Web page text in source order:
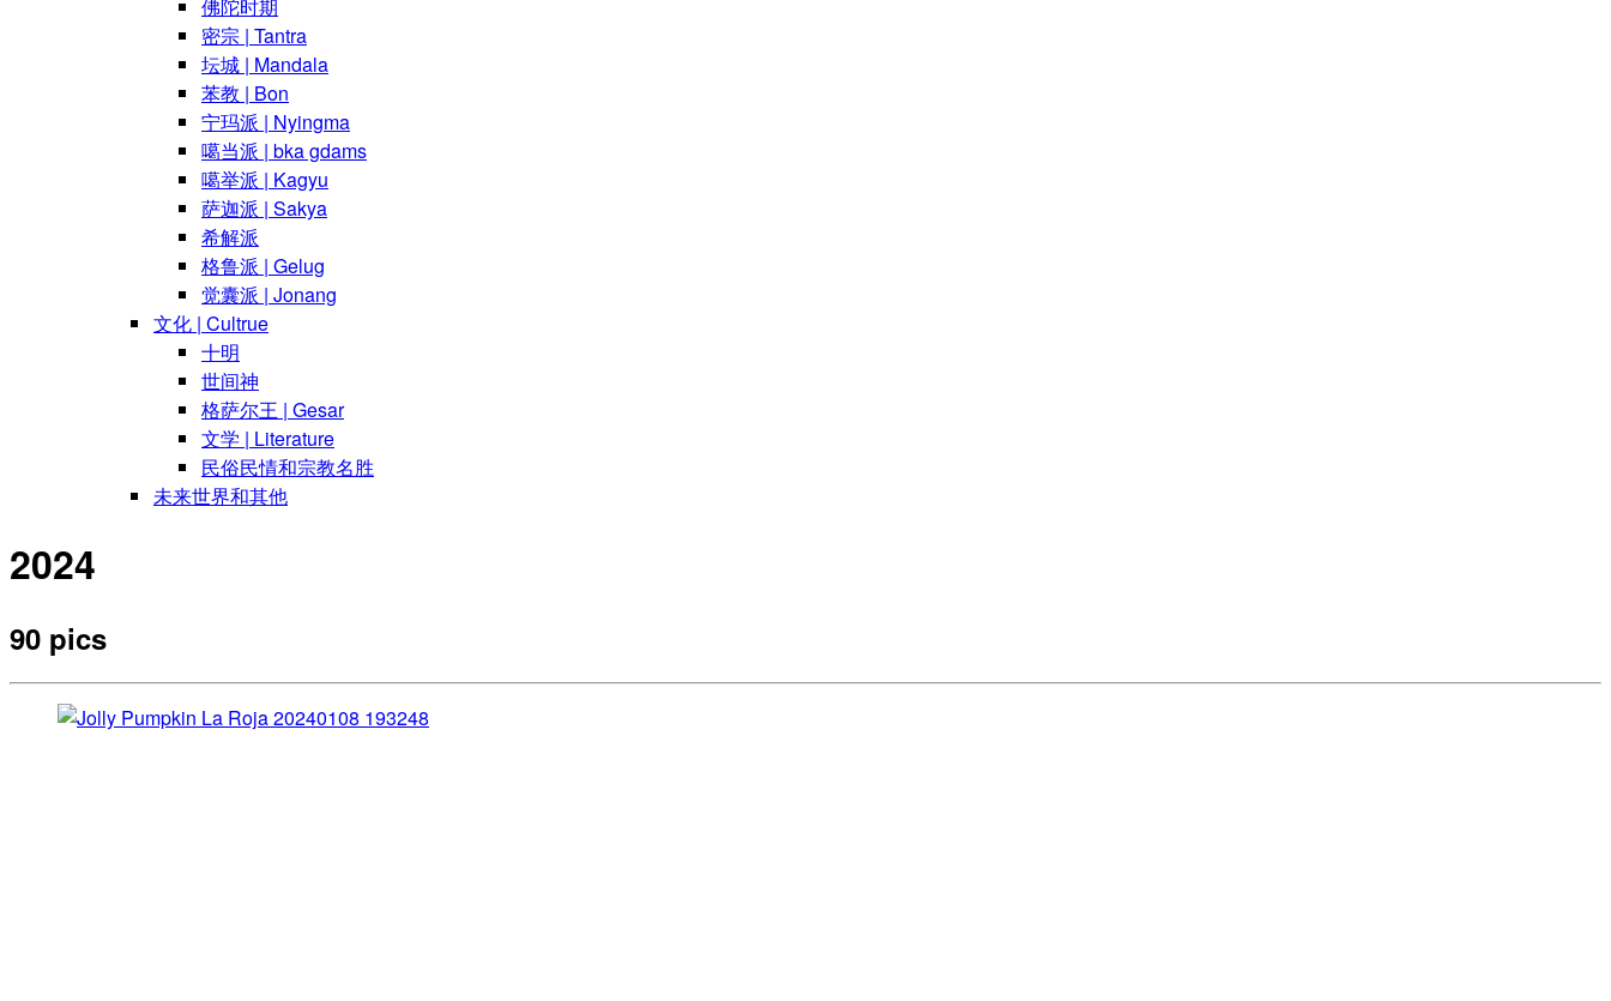
佛陀时期
密宗 | Tantra
坛城 | Mandala
苯教 | Bon
宁玛派 | Nyingma
噶当派 | bka gdams
噶举派 | Kagyu
萨迦派 | Sakya
希解派
格鲁派 | Gelug
觉囊派 | Jonang
文化 | Cultrue
十明
世间神
格萨尔王 | Gesar
文学 | Literature
民俗民情和宗教名胜
未来世界和其他
2024
90 pics